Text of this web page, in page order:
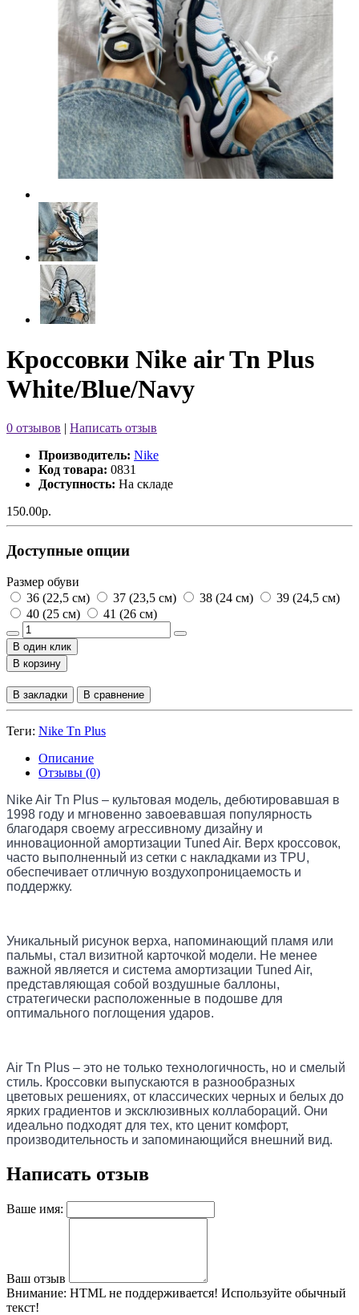
Кроссовки Nike air Tn Plus
White/Blue/Navy
0 отзывов | Написать отзыв
Производитель: Nike
Код товара: 0831
Доступность: На складе
150.00р.
Доступные опции
Размер обуви
36 (22,5 см)
37 (23,5 см) 38 (24 см)
39 (24,5 см)
40 (25 см)
41 (26 см)
В один клик
В корзину
В закладки В сравнение
Теги: Nike Tn Plus
Описание
Отзывы (0)
Nike Air Tn Plus – культовая модель, дебютировавшая в
1998 году и мгновенно завоевавшая популярность
благодаря своему агрессивному дизайну и
инновационной амортизации Tuned Air. Верх кроссовок,
часто выполненный из сетки с накладками из TPU,
обеспечивает отличную воздухопроницаемость и
поддержку.
Уникальный рисунок верха, напоминающий пламя или
пальмы, стал визитной карточкой модели. Не менее
важной является и система амортизации Tuned Air,
представляющая собой воздушные баллоны,
стратегически расположенные в подошве для
оптимального поглощения ударов.
Air Tn Plus – это не только технологичность, но и смелый
стиль. Кроссовки выпускаются в разнообразных
цветовых решениях, от классических черных и белых до
ярких градиентов и эксклюзивных коллабораций. Они
идеально подходят для тех, кто ценит комфорт,
производительность и запоминающийся внешний вид.
Написать отзыв
Ваше имя:
Ваш отзыв
Внимание: HTML не поддерживается! Используйте обычный
текст!